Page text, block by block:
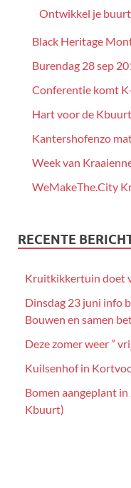
Ontwikkel je buurt
Black Heritage
Burendag 28 sep
Conferentie komt
Hart voor de
Kantershofenzo
Week van
WeMakeThe.City
RECENTE
Kruitkikkertuin doet
Dinsdag 23 juni info
Bouwen en samen
Deze zomer weer ”
Kuilsenhof in
Bomen aangeplant
Kbuurt)